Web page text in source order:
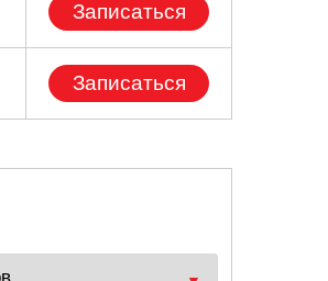
Записаться
Записаться